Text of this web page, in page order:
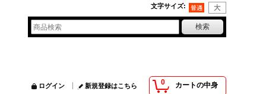
文字サイズ:
0 カートの中身
ログイン 新規登録はこちら